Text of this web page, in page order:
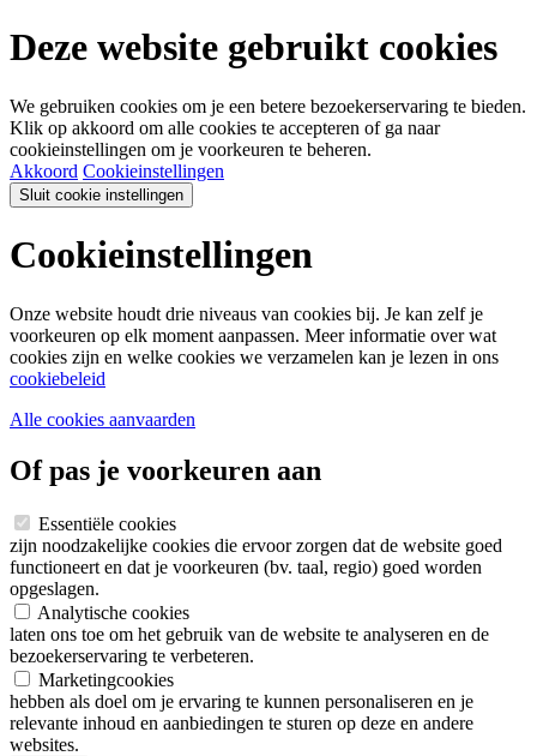
Deze website gebruikt cookies
We gebruiken cookies om je een betere bezoekerservaring te bieden.
Klik op akkoord om alle cookies te accepteren of ga naar
cookieinstellingen om je voorkeuren te beheren.
Akkoord Cookieinstellingen
Sluit cookie instellingen
Cookieinstellingen
Onze website houdt drie niveaus van cookies bij. Je kan zelf je
voorkeuren op elk moment aanpassen. Meer informatie over wat
cookies zijn en welke cookies we verzamelen kan je lezen in ons
cookiebeleid
Alle cookies aanvaarden
Of pas je voorkeuren aan
Essentiële cookies
zijn noodzakelijke cookies die ervoor zorgen dat de website goed
functioneert en dat je voorkeuren (bv. taal, regio) goed worden
opgeslagen.
Analytische cookies
laten ons toe om het gebruik van de website te analyseren en de
bezoekerservaring te verbeteren.
Marketingcookies
hebben als doel om je ervaring te kunnen personaliseren en je
relevante inhoud en aanbiedingen te sturen op deze en andere
websites.